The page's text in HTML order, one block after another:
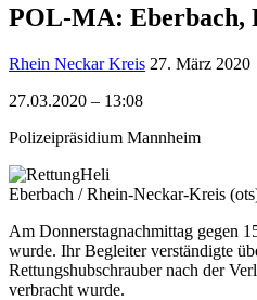
POL-MA: Eberbach,
Rhein Neckar Kreis 27. März 2020
27.03.2020 – 13:08
Polizeipräsidium Mannheim
Eberbach / Rhein-Neckar-Kreis
Am Donnerstagnachmittag gegen
wurde. Ihr Begleiter verständigte
Rettungshubschrauber nach der
verbracht wurde.